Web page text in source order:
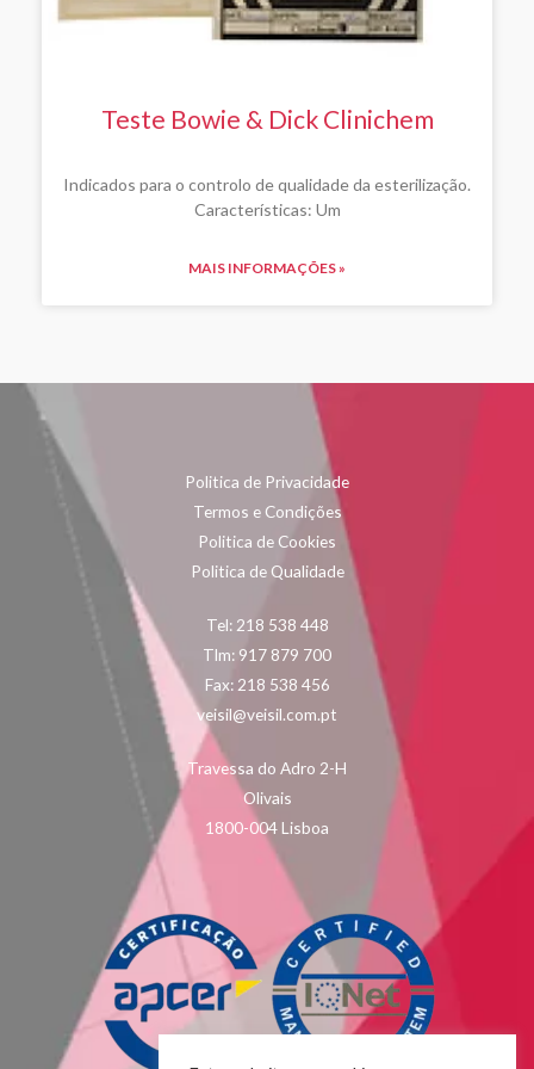
Teste Bowie & Dick Clinichem
Indicados para o controlo de qualidade da esterilização.
Características: Um
MAIS INFORMAÇÕES »
Politica de Privacidade
Termos e Condições
Politica de Cookies
Politica de Qualidade
Tel: 218 538 448
Tlm: 917 879 700
Fax: 218 538 456
veisil@veisil.com.pt
Travessa do Adro 2-H
Olivais
1800-004 Lisboa